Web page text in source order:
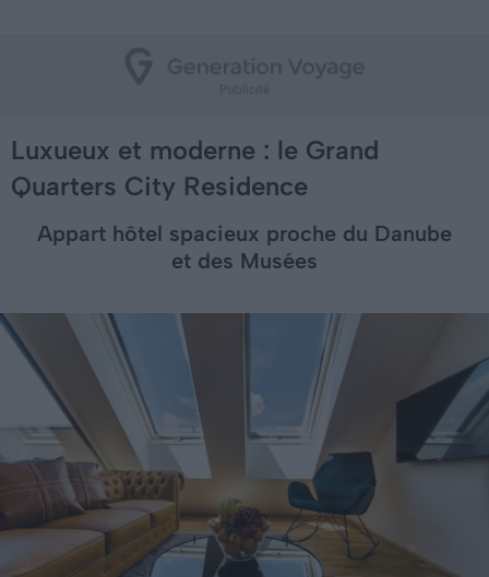
Luxueux et moderne : le Grand
Quarters City Residence
Appart hôtel spacieux proche du Danube
et des Musées